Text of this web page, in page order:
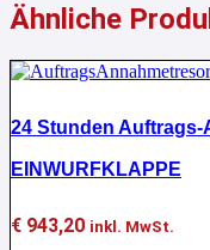
Ähnliche
24 Stunden Auftrags-
EINWURFKLAPPE
€ 943,20 inkl. MwSt.